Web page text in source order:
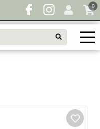
0
remplissez